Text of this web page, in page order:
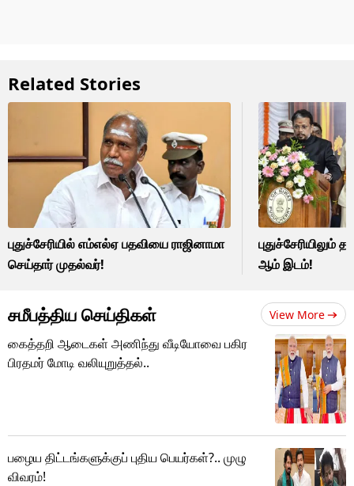
Related Stories
புதுச்சேரியில் எம்எல்ஏ பதவியை ராஜினாமா
செய்தார் முதல்வர்!
புதுச்சேரியிலும்
ஆம் இடம்!
சமீபத்திய செய்திகள் View More
கைத்தறி ஆடைகள் அணிந்து வீடியோவை பகிர
பிரதமர் மோடி வலியுறுத்தல்..
பழைய திட்டங்களுக்குப் புதிய பெயர்கள்?.. முழு
விவரம்!